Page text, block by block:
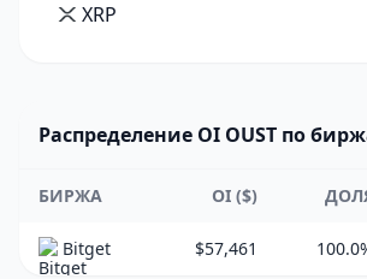
XRP
Распределение OI OUST по
БИРЖА OI ($)
Bitget $57,461